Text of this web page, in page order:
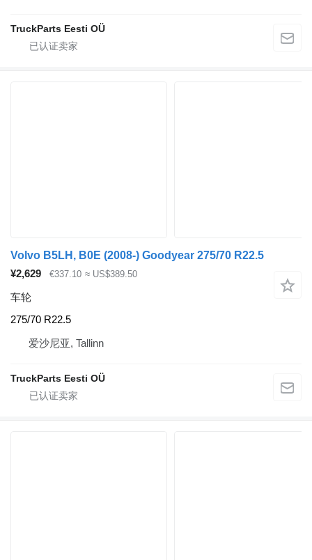
TruckParts Eesti OÜ
Volvo B5LH, B0E (2008-) Goodyear 275/70 R22.5
¥2,629
€337.10 ≈ US$389.50
车轮
275/70 R22.5
爱沙尼亚, Tallinn
TruckParts Eesti OÜ